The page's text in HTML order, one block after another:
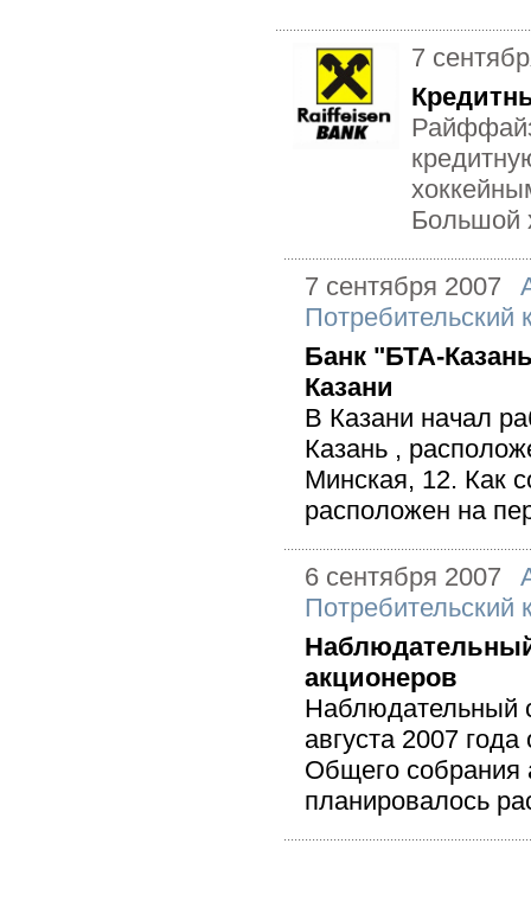
7
Большой
7 сентября 2007
Потребительский
Банк "БТА-
Казани
В Казани начал
Казань ,
Минская, 12. Как
расположен на
6 сентября 2007
Потребительский
акционеров
Наблюдательный
августа 2007
Общего собрания
планировалось